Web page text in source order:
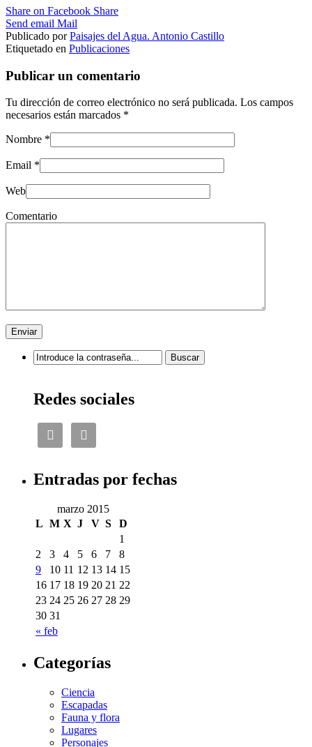
Share on Facebook Share
Send email Mail
Publicado porPaisajes del Agua. Antonio Castillo
Etiquetado en Publicaciones
Publicar un comentario
Tu dirección de correo electrónico no será publicada. Los campos
necesarios están marcados *
Nombre *
Email *
Web
Comentario
Redes sociales
 
Entradas por fechas
marzo 2015
L M X J V S D
« feb
1
2
3 4 5 6 7
8
9
10 11 12 13 14 15
16 17 18 19 20 21 22
23 24 25 26 27 28 29
30 31
Categorías
Ciencia
Escapadas
Fauna y flora
Lugares
Personajes